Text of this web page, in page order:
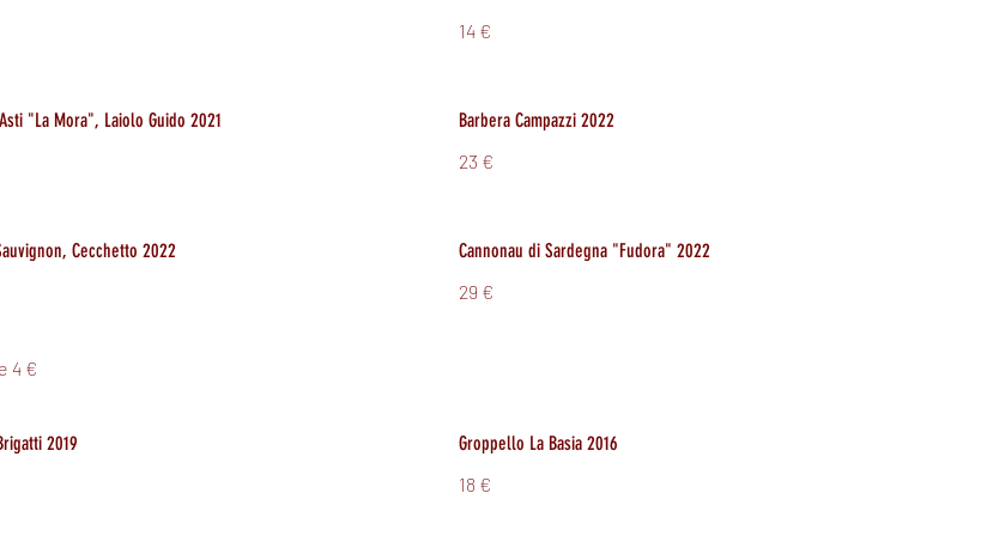
14 €
"La Mora", Laiolo Guido 2021
Barbera Campazzi 2022
23 €
Cecchetto 2022
4 €
Cannonau di Sardegna "Fudora" 2022
29 €
2019
Groppello La Basia 2016
18 €